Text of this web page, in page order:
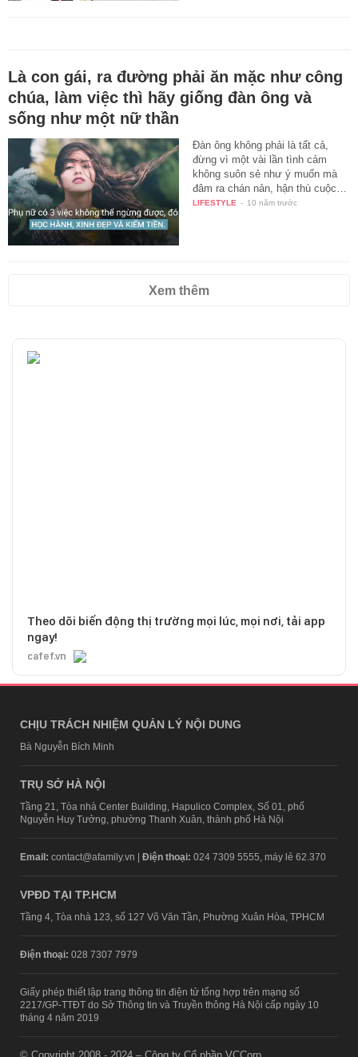
Là con gái, ra đường phải ăn mặc như công
chúa, làm việc thì hãy giống đàn ông và
sống như một nữ thần
Đàn ông không phải là tất cả,
đừng vì một vài lần tình cảm
không suôn sẻ như ý muốn mà
đâm ra chán nản, hận thù cuộc…
LIFESTYLE - 10 năm trước
Xem thêm
Theo dõi biến động thị trường mọi lúc, mọi nơi, tải app
ngay!
cafef.vn
CHỊU TRÁCH NHIỆM QUẢN LÝ NỘI DUNG
Bà Nguyễn Bích Minh
TRỤ SỞ HÀ NỘI
Tầng 21, Tòa nhà Center Building, Hapulico Complex, Số 01, phố
Nguyễn Huy Tưởng, phường Thanh Xuân, thành phố Hà Nội
Email: contact@afamily.vn | Điện thoại: 024 7309 5555, máy lẻ 62.370
VPĐD TẠI TP.HCM
Tầng 4, Tòa nhà 123, số 127 Võ Văn Tần, Phường Xuân Hòa, TPHCM
Điện thoại: 028 7307 7979
Giấy phép thiết lập trang thông tin điện tử tổng hợp trên mạng số
2217/GP-TTĐT do Sở Thông tin và Truyền thông Hà Nội cấp ngày 10
tháng 4 năm 2019